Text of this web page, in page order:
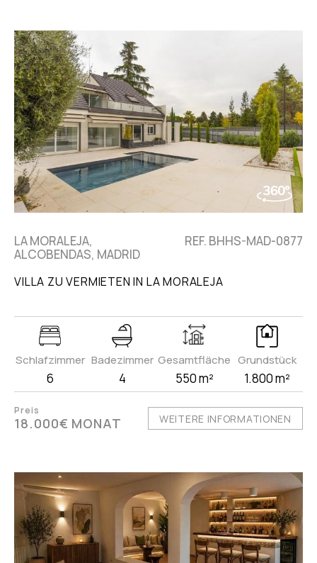
LA MORALEJA,
ALCOBENDAS, MADRID
REF. BHHS-MAD-0877
VILLA ZU VERMIETEN IN LA MORALEJA
Schlafzimmer
6
Badezimmer
4
Gesamtfläche
550 m²
Grundstück
1.800 m²
Preis
18.000€ MONAT WEITERE INFORMATIONEN